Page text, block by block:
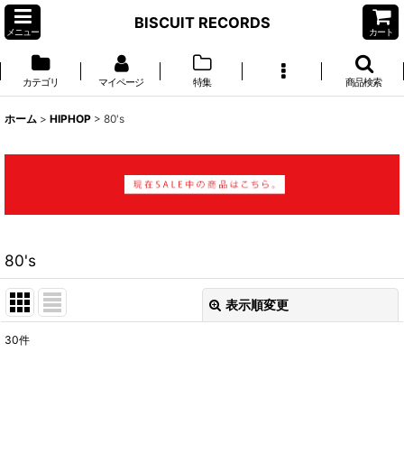
メニュー
BISCUIT RECORDS
カート
カテゴリ マイページ 特集 商品検索
ホーム > HIPHOP > 80's
80's
表示順変更
30件